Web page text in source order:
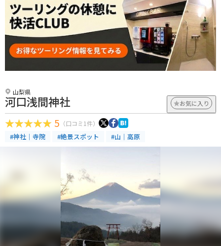
山梨県
河口浅間神社 お気に入り
5 （口コミ1件）
#神社｜寺院 #絶景スポット #山｜高原